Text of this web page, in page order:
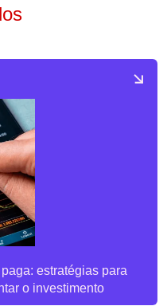
estratégias para
o investimento